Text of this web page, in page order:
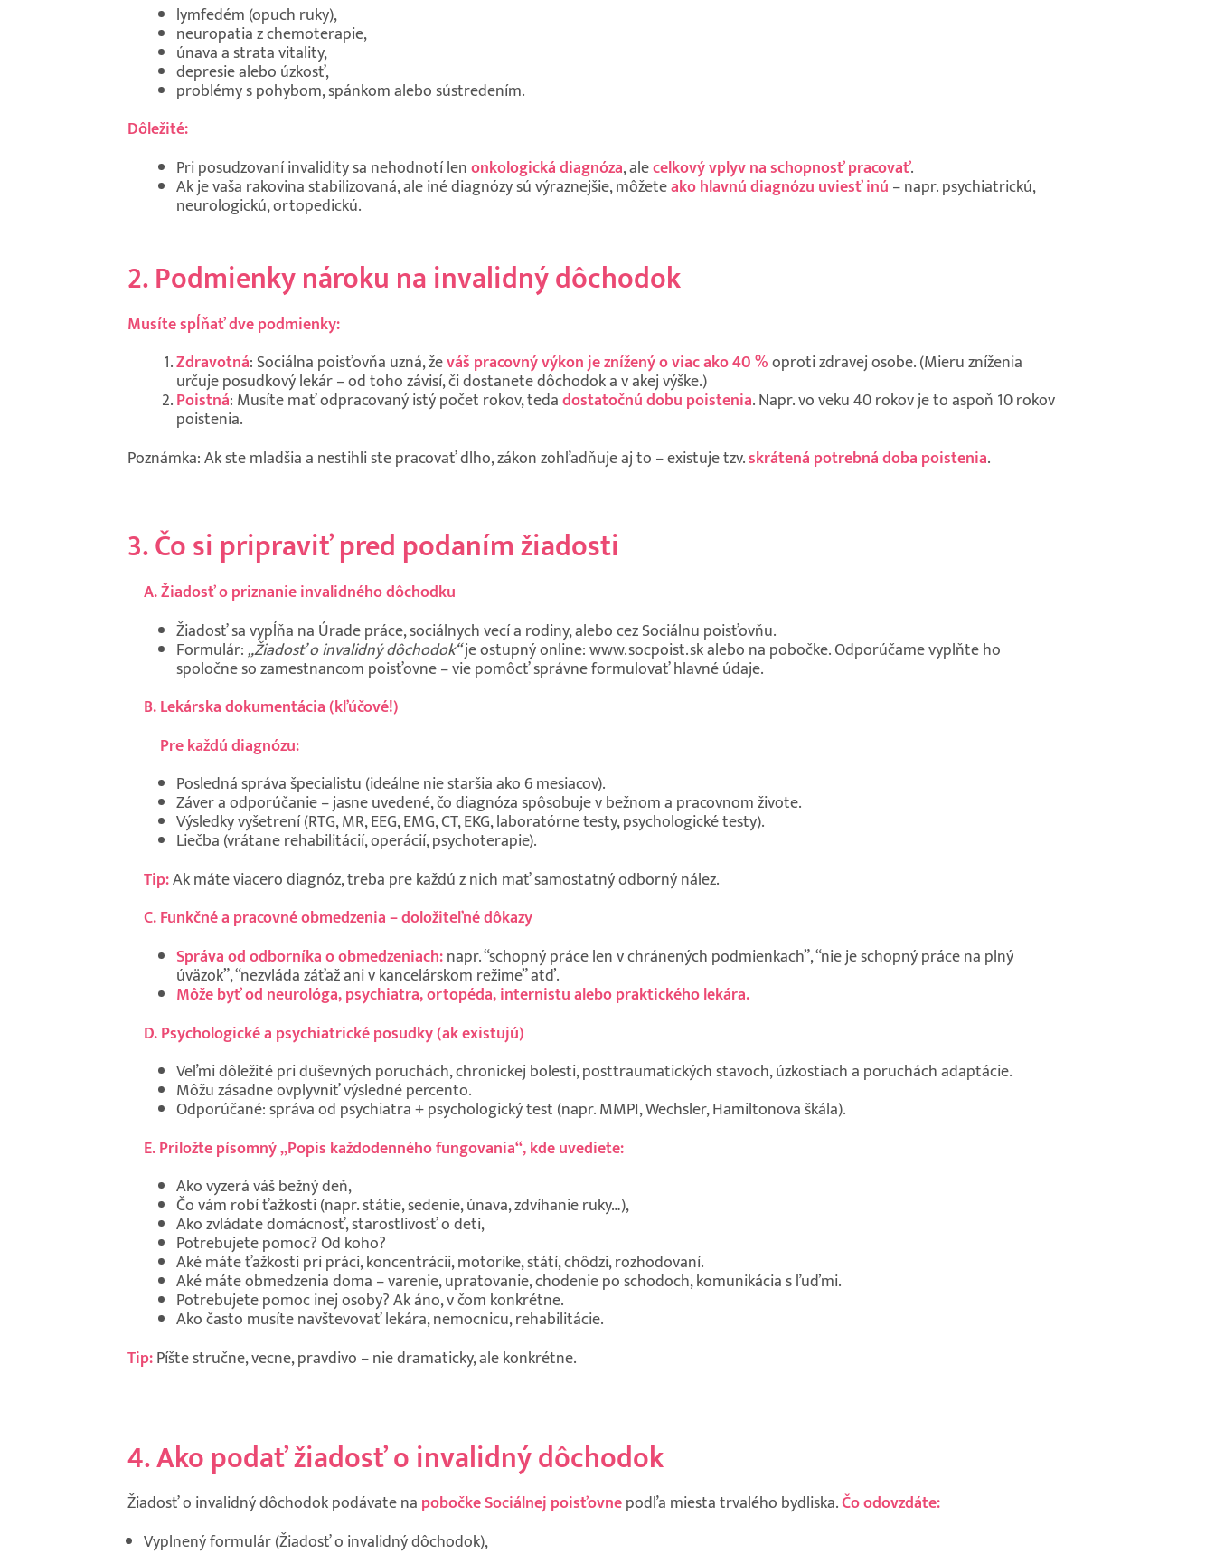
lymfedém (opuch ruky),
neuropatia z chemoterapie,
únava a strata vitality,
depresie alebo úzkosť,
problémy s pohybom, spánkom alebo sústredením.
Dôležité:
Pri posudzovaní invalidity sa nehodnotí lenonkologická diagnóza, alecelkový vplyv na schopnosť pracovať.
Ak je vaša rakovina stabilizovaná, ale iné diagnózy sú výraznejšie, môžeteako hlavnú diagnózu uviesť inú – napr. psychiatrickú,
neurologickú, ortopedickú.
2. Podmienky nároku na invalidný dôchodok
Musíte spĺňať dve podmienky:
Zdravotná: Sociálna poisťovňa uzná, ževáš pracovný výkon je znížený o viac ako 40 %oproti zdravej osobe. (Mieru zníženia
určuje posudkový lekár – od toho závisí, či dostanete dôchodok a v akej výške.)
Poistná: Musíte mať odpracovaný istý počet rokov, tedadostatočnú dobu poistenia. Napr. vo veku 40 rokov je to aspoň 10 rokov
poistenia.
Poznámka: Ak ste mladšia a nestihli ste pracovať dlho, zákon zohľadňuje aj to – existuje tzv.skrátená potrebná doba poistenia.
3. Čo si pripraviť pred podaním žiadosti
A. Žiadosť o priznanie invalidného dôchodku
Žiadosť sa vypĺňa na Úrade práce, sociálnych vecí a rodiny, alebo cez Sociálnu poisťovňu.
Formulár:„Žiadosť o invalidný dôchodok“je ostupný online: www.socpoist.sk alebo na pobočke. Odporúčame vyplňte ho
spoločne so zamestnancom poisťovne – vie pomôcť správne formulovať hlavné údaje.
B. Lekárska dokumentácia (kľúčové!)
Pre každú diagnózu:
Posledná správa špecialistu (ideálne nie staršia ako 6 mesiacov).
Záver a odporúčanie – jasne uvedené, čo diagnóza spôsobuje v bežnom a pracovnom živote.
Výsledky vyšetrení (RTG, MR, EEG, EMG, CT, EKG, laboratórne testy, psychologické testy).
Liečba (vrátane rehabilitácií, operácií, psychoterapie).
Tip:Ak máte viacero diagnóz, treba pre každú z nich mať samostatný odborný nález.
C. Funkčné a pracovné obmedzenia – doložiteľné dôkazy
Správa od odborníka o obmedzeniach:napr. “schopný práce len v chránených podmienkach”, “nie je schopný práce na plný
úväzok”, “nezvláda záťaž ani v kancelárskom režime” atď.
Môže byť od neurológa, psychiatra, ortopéda, internistu alebo praktického lekára.
D. Psychologické a psychiatrické posudky (ak existujú)
Veľmi dôležité pri duševných poruchách, chronickej bolesti, posttraumatických stavoch, úzkostiach a poruchách adaptácie.
Môžu zásadne ovplyvniť výsledné percento.
Odporúčané: správa od psychiatra + psychologický test (napr. MMPI, Wechsler, Hamiltonova škála).
E. Priložte písomný „Popis každodenného fungovania“, kde uvediete:
Ako vyzerá váš bežný deň,
Čo vám robí ťažkosti (napr. státie, sedenie, únava, zdvíhanie ruky…),
Ako zvládate domácnosť, starostlivosť o deti,
Potrebujete pomoc? Od koho?
Aké máte ťažkosti pri práci, koncentrácii, motorike, státí, chôdzi, rozhodovaní.
Aké máte obmedzenia doma – varenie, upratovanie, chodenie po schodoch, komunikácia s ľuďmi.
Potrebujete pomoc inej osoby? Ak áno, v čom konkrétne.
Ako často musíte navštevovať lekára, nemocnicu, rehabilitácie.
Tip:Píšte stručne, vecne, pravdivo – nie dramaticky, ale konkrétne.
4. Ako podať žiadosť o invalidný dôchodok
Žiadosť o invalidný dôchodok podávate na pobočke Sociálnej poisťovnepodľa miesta trvalého bydliska.Čo odovzdáte:
Vyplnený formulár (Žiadosť o invalidný dôchodok),